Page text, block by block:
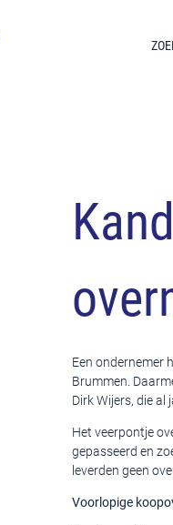
Een ondernemer
Brummen.
Dirk Wijers, die al
Het veerpontje
gepasseerd en
leverden geen
Voorlopige